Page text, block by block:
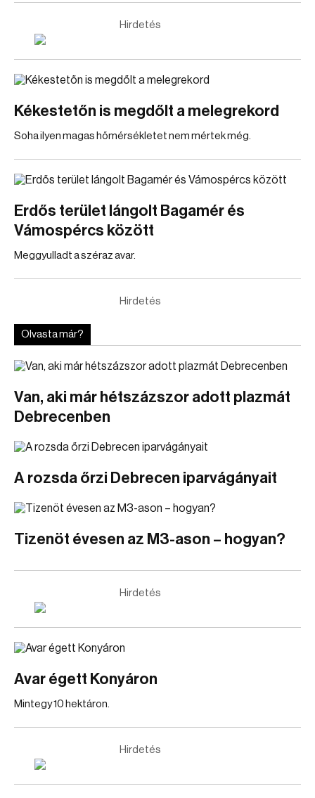
Hirdetés
Kékestetőn is megdőlt a melegrekord
Soha ilyen magas hőmérsékletet nem mértek még.
Erdős terület lángolt Bagamér és
Vámospércs között
Meggyulladt a széraz avar.
Hirdetés
Olvasta már?
Van, aki már hétszázszor adott plazmát
Debrecenben
A rozsda őrzi Debrecen iparvágányait
Tizenöt évesen az M3-ason – hogyan?
Hirdetés
Avar égett Konyáron
Mintegy 10 hektáron.
Hirdetés